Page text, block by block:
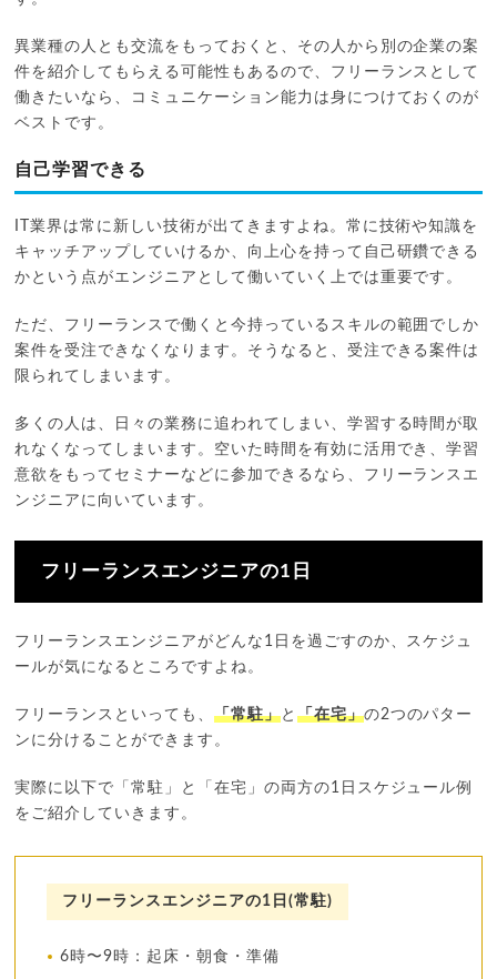
異業種の人とも交流をもっておくと、その人から別の企業の案
件を紹介してもらえる可能性もあるので、フリーランスとして
働きたいなら、コミュニケーション能力は身につけておくのが
ベストです。
自己学習できる
IT業界は常に新しい技術が出てきますよね。常に技術や知識を
キャッチアップしていけるか、向上心を持って自己研鑽できる
かという点がエンジニアとして働いていく上では重要です。
ただ、フリーランスで働くと今持っているスキルの範囲でしか
案件を受注できなくなります。そうなると、受注できる案件は
限られてしまいます。
多くの人は、日々の業務に追われてしまい、学習する時間が取
れなくなってしまいます。空いた時間を有効に活用でき、学習
意欲をもってセミナーなどに参加できるなら、フリーランスエ
ンジニアに向いています。
フリーランスエンジニアの1日
フリーランスエンジニアがどんな1日を過ごすのか、スケジュ
ールが気になるところですよね。
フリーランスといっても、 「常駐」と 「在宅」の2つのパター
ンに分けることができます。
実際に以下で「常駐」と「在宅」の両方の1日スケジュール例
をご紹介していきます。
フリーランスエンジニアの1日(常駐)
6時〜9時：起床・朝食・準備